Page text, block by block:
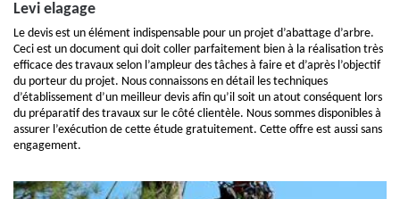
Levi elagage
Le devis est un élément indispensable pour un projet d’abattage d’arbre.
Ceci est un document qui doit coller parfaitement bien à la réalisation très
efficace des travaux selon l’ampleur des tâches à faire et d’après l’objectif
du porteur du projet. Nous connaissons en détail les techniques
d’établissement d’un meilleur devis afin qu’il soit un atout conséquent lors
du préparatif des travaux sur le côté clientèle. Nous sommes disponibles à
assurer l’exécution de cette étude gratuitement. Cette offre est aussi sans
engagement.